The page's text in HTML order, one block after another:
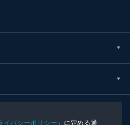
イバシーポリシー 」に定める通